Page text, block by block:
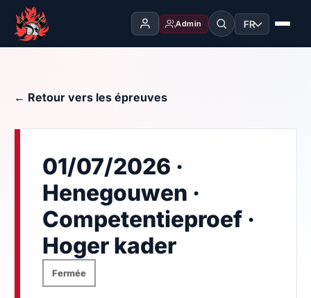
Admin FR
← Retour vers les épreuves
01/07/2026 ·
Henegouwen ·
Competentieproef ·
Hoger kader
Fermée